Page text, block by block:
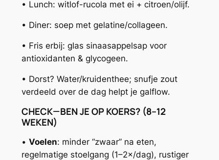
• Lunch: witlof-rucola met ei + citroen/olijf.
• Diner: soep met gelatine/collageen.
• Fris erbij: glas sinaasappelsap voor
antioxidanten & glycogeen.
• Dorst? Water/kruidenthee; snufje zout
verdeeld over de dag helpt je galflow.
CHECK—BEN JE OP KOERS? (8–12
WEKEN)
• Voelen: minder “zwaar” na eten,
regelmatige stoelgang (1–2×/dag), rustiger